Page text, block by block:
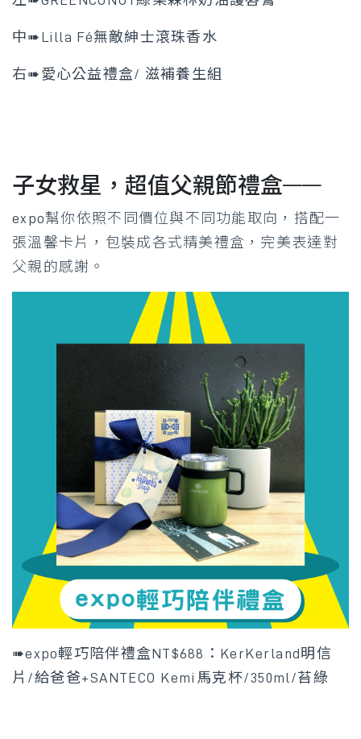
中➠Lilla Fé無敵紳士滾珠香水
右➠愛心公益禮盒/ 滋補養生組
子女救星，超值父親節禮盒——
expo幫你依照不同價位與不同功能取向，搭配一
張溫馨卡片，包裝成各式精美禮盒，完美表達對
父親的感謝。
➠expo輕巧陪伴禮盒NT$688： KerKerland明信
片/給爸爸+SANTECO Kemi馬克杯/350ml/苔綠